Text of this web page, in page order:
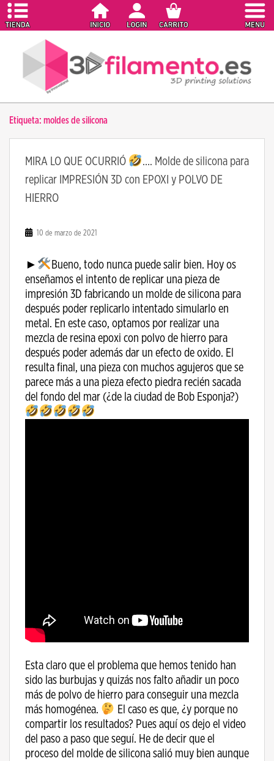
Etiqueta: moldes de silicona
MIRA LO QUE OCURRIÓ
…. Molde de silicona para
replicar IMPRESIÓN 3D con EPOXI y POLVO DE
HIERRO
10 de marzo de 2021
►
Bueno, todo nunca puede salir bien. Hoy os
enseñamos el intento de replicar una pieza de
impresión 3D fabricando un molde de silicona para
después poder replicarlo intentado simularlo en
metal. En este caso, optamos por realizar una
mezcla de resina epoxi con polvo de hierro para
después poder además dar un efecto de oxido. El
resulta final, una pieza con muchos agujeros que se
parece más a una pieza efecto piedra recién sacada
del fondo del mar (¿de la ciudad de Bob Esponja?)
Esta claro que el problema que hemos tenido han
sido las burbujas y quizás nos falto añadir un poco
más de polvo de hierro para conseguir una mezcla
más homogénea.
El caso es que, ¿y porque no
compartir los resultados? Pues aquí os dejo el video
del paso a paso que seguí. He de decir que el
proceso del molde de silicona salió muy bien aunque